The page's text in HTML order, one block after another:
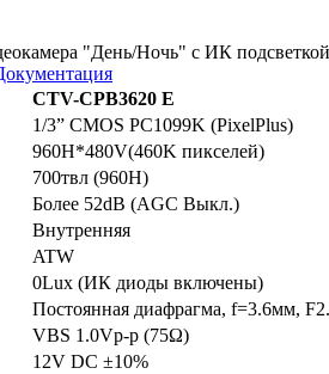
"День/Ночь" с ИК
CTV-CPB3620 E
1/3” CMOS PC1099K (PixelPlus)
960H*480V(460K пикселей)
700твл (960Н)
Более 52dB (AGC Выкл.)
Внутренняя
ATW
0Lux (ИК диоды включены)
Постоянная диафрагма, f=3.6мм,
VBS 1.0Vp-p (75Ω)
12V DC ±10%